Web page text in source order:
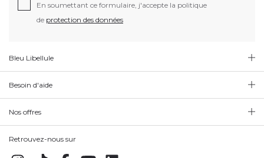
En soumettant ce formulaire, j'accepte la politique
de protection des données
Bleu Libellule
Besoin d'aide
Nos offres
Retrouvez-nous sur